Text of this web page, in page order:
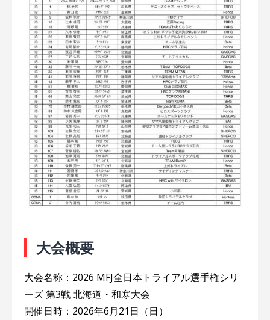
大会概要
大会名称：2026 MFJ全日本トライアル選手権シリ
ーズ 第3戦 北海道・和寒大会
開催日時：2026年6月21日（日）